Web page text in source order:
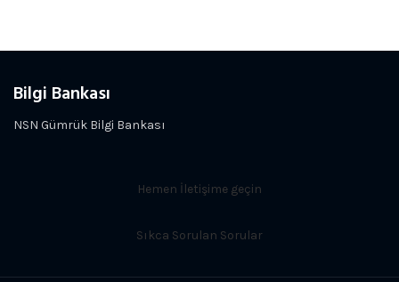
Bilgi Bankası
NSN Gümrük Bilgi Bankası
Hemen İletişime geçin
Sıkca Sorulan Sorular